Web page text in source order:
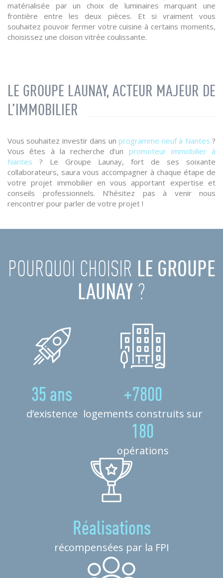
matérialisée par un choix de luminaires marquant une
frontière entre les deux pièces. Et si vraiment vous
souhaitez pouvoir fermer votre cuisine à certains moments,
choisissez une cloison vitrée coulissante.
LE GROUPE LAUNAY, ACTEUR MAJEUR DE
L’IMMOBILIER
Vous souhaitez investir dans unprogramme neuf à Nantes ?
Vous êtes à la recherche d’un promoteur immobilier à
Nantes ? Le Groupe Launay, fort de ses soixante
collaborateurs, saura vous accompagner à chaque étape de
votre projet immobilier en vous apportant expertise et
conseils professionnels. N’hésitez pas à venir nous
rencontrer pour parler de votre projet !
POURQUOI CHOISIR LE GROUPE
LAUNAY ?
35 ans
d’existence
+7800
logements construits sur
180
opérations
Réalisations
récompensées par la FPI